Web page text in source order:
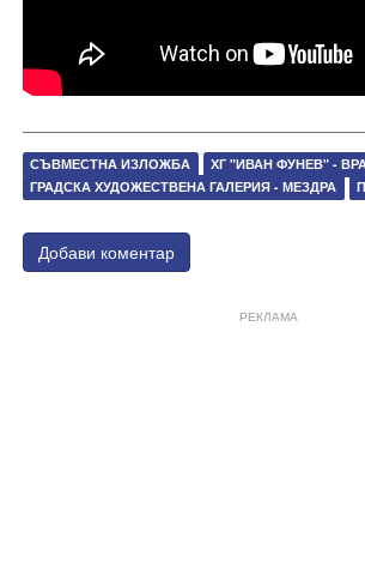
СЪВМЕСТНА ИЗЛОЖБА
ХГ "ИВАН ФУНЕВ" -
ГРАДСКА ХУДОЖЕСТВЕНА ГАЛЕРИЯ - МЕЗДРА
Добави коментар
РЕКЛАМА